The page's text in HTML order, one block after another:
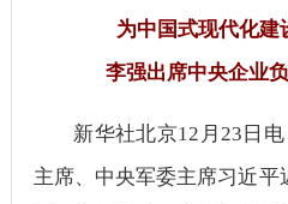
为中国式现代化建
李强出席中央企业
新华社北京12月23日
主席、中央军委主席习近平